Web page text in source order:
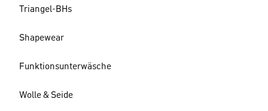
Triangel-BHs
Shapewear
Funktionsunterwäsche
Wolle & Seide